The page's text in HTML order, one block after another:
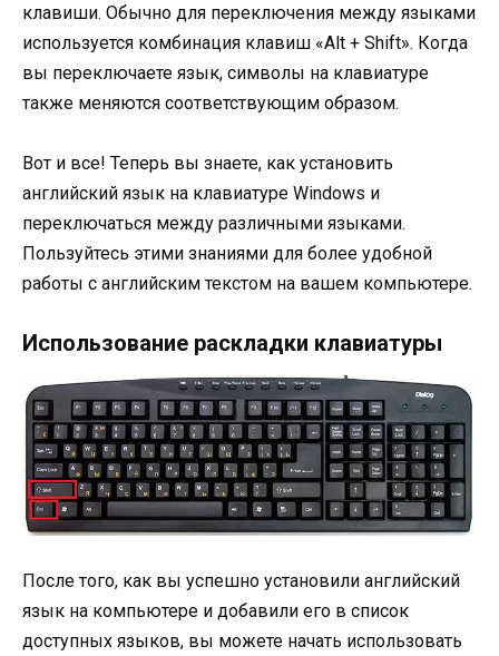
клавиши. Обычно для переключения между языками
используется комбинация клавиш «Alt + Shift». Когда
вы переключаете язык, символы на клавиатуре
также меняются соответствующим образом.
Вот и все! Теперь вы знаете, как установить
английский язык на клавиатуре Windows и
переключаться между различными языками.
Пользуйтесь этими знаниями для более удобной
работы с английским текстом на вашем компьютере.
Использование раскладки клавиатуры
После того, как вы успешно установили английский
язык на компьютере и добавили его в список
доступных языков, вы можете начать использовать